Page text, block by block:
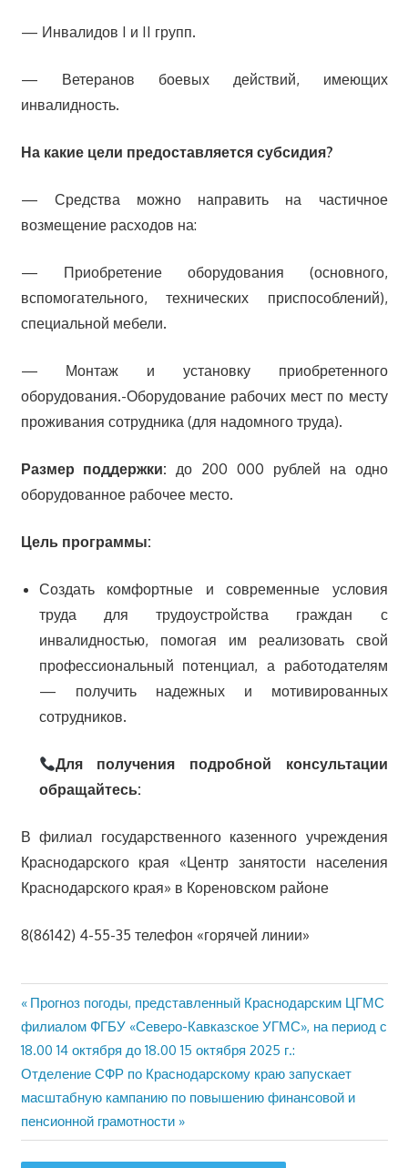
— Инвалидов I и II групп.
— Ветеранов боевых действий, имеющих
инвалидность.
На какие цели предоставляется субсидия?
— Средства можно направить на частичное
возмещение расходов на:
— Приобретение оборудования (основного,
вспомогательного, технических приспособлений),
специальной мебели.
— Монтаж и установку приобретенного
оборудования.-Оборудование рабочих мест по месту
проживания сотрудника (для надомного труда).
Размер поддержки: до 200 000 рублей на одно
оборудованное рабочее место.
Цель программы:
Создать комфортные и современные условия
труда для трудоустройства граждан с
инвалидностью, помогая им реализовать свой
профессиональный потенциал, а работодателям
— получить надежных и мотивированных
сотрудников.
Для получения подробной консультации
обращайтесь:
В филиал государственного казенного учреждения
Краснодарского края «Центр занятости населения
Краснодарского края» в Кореновском районе
8(86142) 4-55-35 телефон «горячей линии»
Навигация
по
записям
Предыдущая
запись:
Прогноз погоды, представленный Краснодарским ЦГМС
филиалом ФГБУ «Северо-Кавказское УГМС», на период с
18.00 14 октября до 18.00 15 октября 2025 г.:
Следующая
запись:
Отделение СФР по Краснодарскому краю запускает
масштабную кампанию по повышению финансовой и
пенсионной грамотности